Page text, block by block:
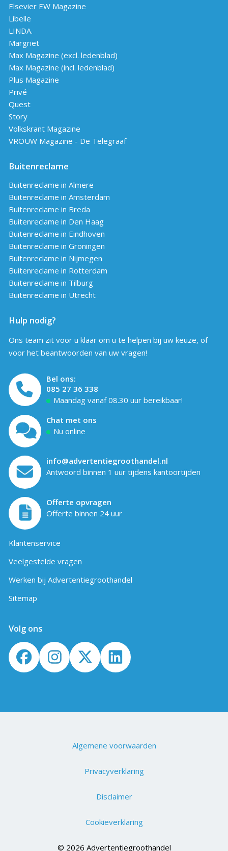
Elsevier EW Magazine
Libelle
LINDA.
Margriet
Max Magazine (excl. ledenblad)
Max Magazine (incl. ledenblad)
Plus Magazine
Privé
Quest
Story
Volkskrant Magazine
VROUW Magazine - De Telegraaf
Buitenreclame
Buitenreclame in Almere
Buitenreclame in Amsterdam
Buitenreclame in Breda
Buitenreclame in Den Haag
Buitenreclame in Eindhoven
Buitenreclame in Groningen
Buitenreclame in Nijmegen
Buitenreclame in Rotterdam
Buitenreclame in Tilburg
Buitenreclame in Utrecht
Hulp nodig?
Ons team zit voor u klaar om u te helpen bij uw keuze, of
voor het beantwoorden van uw vragen!
Bel ons:
085 27 36 338
Maandag vanaf 08.30 uur bereikbaar!
Chat met ons
Nu online
info@advertentiegroothandel.nl
Antwoord binnen 1 uur tijdens kantoortijden
Offerte opvragen
Offerte binnen 24 uur
Klantenservice
Veelgestelde vragen
Werken bij Advertentiegroothandel
Sitemap
Volg ons
Algemene voorwaarden
Privacyverklaring
Disclaimer
Cookieverklaring
© 2026 Advertentiegroothandel